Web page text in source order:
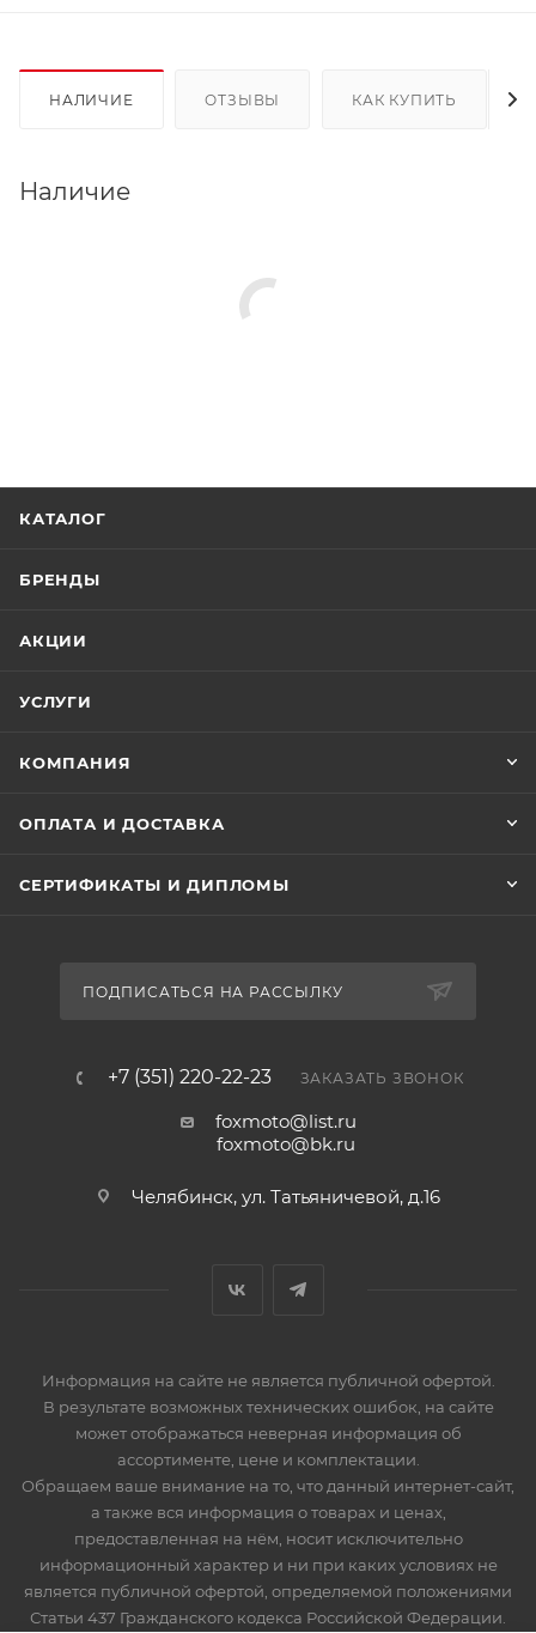
НАЛИЧИЕ ОТЗЫВЫ КАК КУПИТЬ
Наличие
КАТАЛОГ
БРЕНДЫ
АКЦИИ
УСЛУГИ
КОМПАНИЯ
ОПЛАТА И ДОСТАВКА
СЕРТИФИКАТЫ И ДИПЛОМЫ
ПОДПИСАТЬСЯ НА РАССЫЛКУ
+7 (351) 220-22-23 ЗАКАЗАТЬ ЗВОНОК
foxmoto@list.ru
foxmoto@bk.ru
Челябинск, ул. Татьяничевой, д.16
Информация на сайте не является публичной офертой.
В результате возможных технических ошибок, на сайте
может отображаться неверная информация об
ассортименте, цене и комплектации.
Обращаем ваше внимание на то, что данный интернет-сайт,
а также вся информация о товарах и ценах,
предоставленная на нём, носит исключительно
информационный характер и ни при каких условиях не
является публичной офертой, определяемой положениями
Статьи 437 Гражданского кодекса Российской Федерации.